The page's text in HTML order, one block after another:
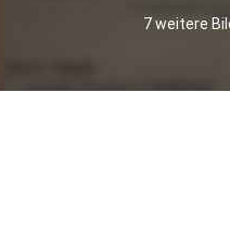
7 weitere